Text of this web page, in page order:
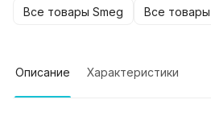
Все товары Smeg Все товары
Описание Характеристики